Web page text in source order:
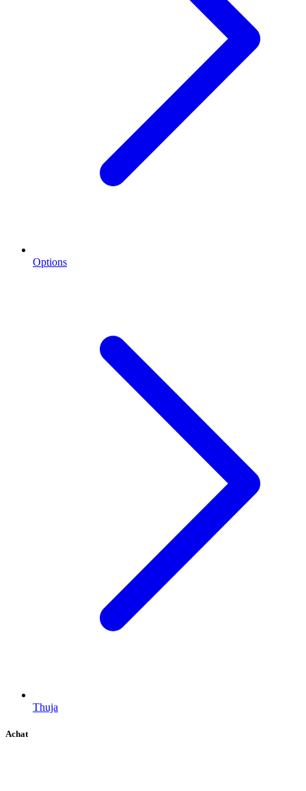
Options
Thuja
Achat